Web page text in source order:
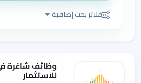
فلاتر بحث إضافية
وظائف شاغرة
للاستثمار